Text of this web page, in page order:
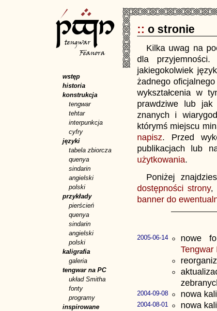
:: o stronie
Kilka uwag na
dla
jakiegokolwiek
żadnego
wykształcenia w
prawdziwe lub jak
znanych i
którymś miejscu
napisz. Przed
publikacjach lub
użytkowania.
Poniżej
dostępności strony,
banner do
2005-06-14
nowe
Tengwar
2004-09-08 nowa
2004-08-01
nowa
wstęp
historia
konstrukcja
tengwar
tehtar
interpunkcja
cyfry
języki
tabela zbiorcza
quenya
sindarin
angielski
polski
przykłady
pierścień
quenya
sindarin
angielski
polski
kaligrafia
galeria
tengwar na PC
układ Smitha
fonty
programy
inspirowane